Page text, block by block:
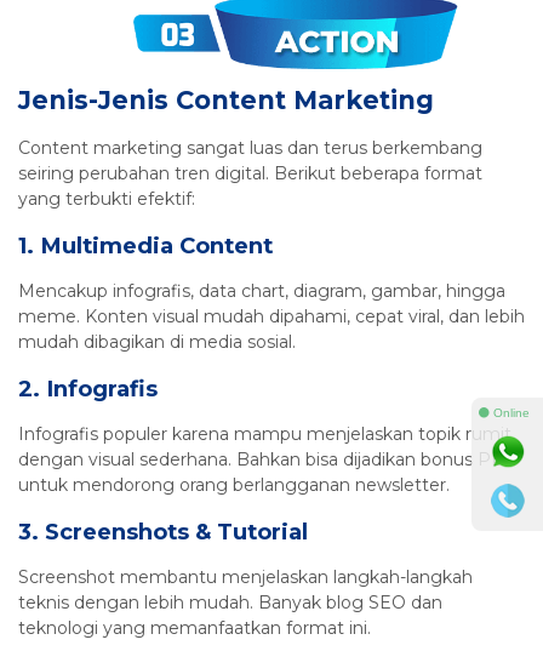
Jenis-Jenis Content Marketing
Content marketing sangat luas dan terus berkembang
seiring perubahan tren digital. Berikut beberapa format
yang terbukti efektif:
1. Multimedia Content
Mencakup infografis, data chart, diagram, gambar, hingga
meme. Konten visual mudah dipahami, cepat viral, dan lebih
mudah dibagikan di media sosial.
2. Infografis
Infografis populer karena mampu menjelaskan topik rumit
dengan visual sederhana. Bahkan bisa dijadikan bonus PDF
untuk mendorong orang berlangganan newsletter.
3. Screenshots & Tutorial
Screenshot membantu menjelaskan langkah-langkah
teknis dengan lebih mudah. Banyak blog SEO dan
teknologi yang memanfaatkan format ini.
⚫ Online